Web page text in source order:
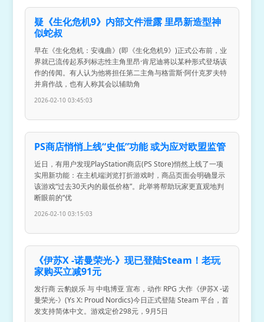
疑《生化危机9》内部文件泄露 里昂新造型神
似蛇叔
早在《生化危机：安魂曲》(即《生化危机9》)正式公布前，业
界就已流传起系列标志性主角里昂·肯尼迪将以某种形式登场该
作的传闻。有人认为他将担任第二主角与格雷斯·阿什克罗夫特
并肩作战，也有人称其会以辅助角
2026-02-10 03:45:03
PS商店悄悄上线“史低”功能 或为应对欧盟监管
近日，有用户发现PlayStation商店(PS Store)悄然上线了一项
实用新功能：在主机端浏览打折游戏时，商品页面会明确显示
该游戏“过去30天内的最低价格”。此举将帮助玩家更直观地判
断眼前的“优
2026-02-10 03:15:03
《伊苏X -诺曼荣光-》现已登陆Steam！老玩
家购买立减91元
发行商 云豹娱乐 与 中电博亚 宣布，动作 RPG 大作《伊苏X -诺
曼荣光-》(Ys X: Proud Nordics)今日正式登陆 Steam 平台，首
发支持简体中文。游戏定价298元，9月5日